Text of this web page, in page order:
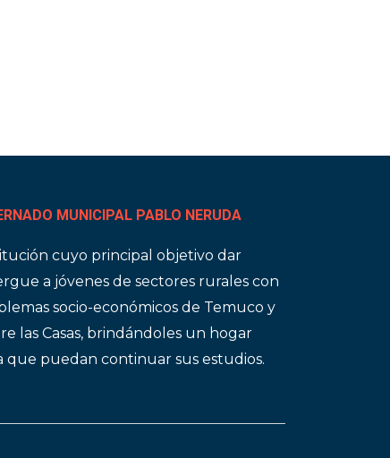
MUNICIPAL PABLO NERUDA
cuyo principal objetivo dar
a jóvenes de sectores rurales con
socio-económicos de Temuco y
las Casas, brindándoles un hogar
que puedan continuar sus estudios.